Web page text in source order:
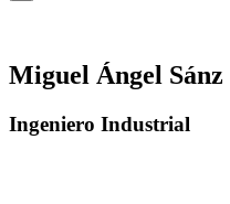
Miguel Ángel Sánz
Ingeniero Industrial